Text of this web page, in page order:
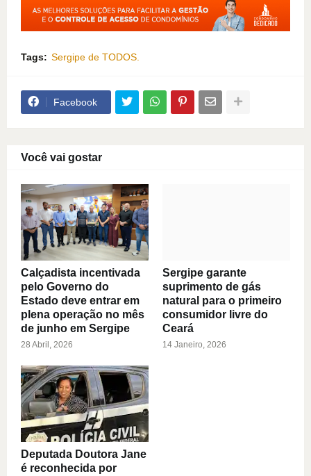
Tags: Sergipe de TODOS.
Facebook
Você vai gostar
Calçadista incentivada
pelo Governo do
Estado deve entrar em
plena operação no mês
de junho em Sergipe
28 Abril, 2026
Sergipe garante
suprimento de gás
natural para o primeiro
consumidor livre do
Ceará
14 Janeiro, 2026
Deputada Doutora Jane
é reconhecida por